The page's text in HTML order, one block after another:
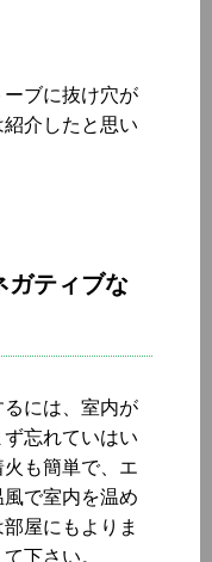
ブに抜け穴が
介したと思い
ガティブな
には、室内が
忘れていはい
も簡単で、エ
で室内を温め
屋にもよりま
下さい。